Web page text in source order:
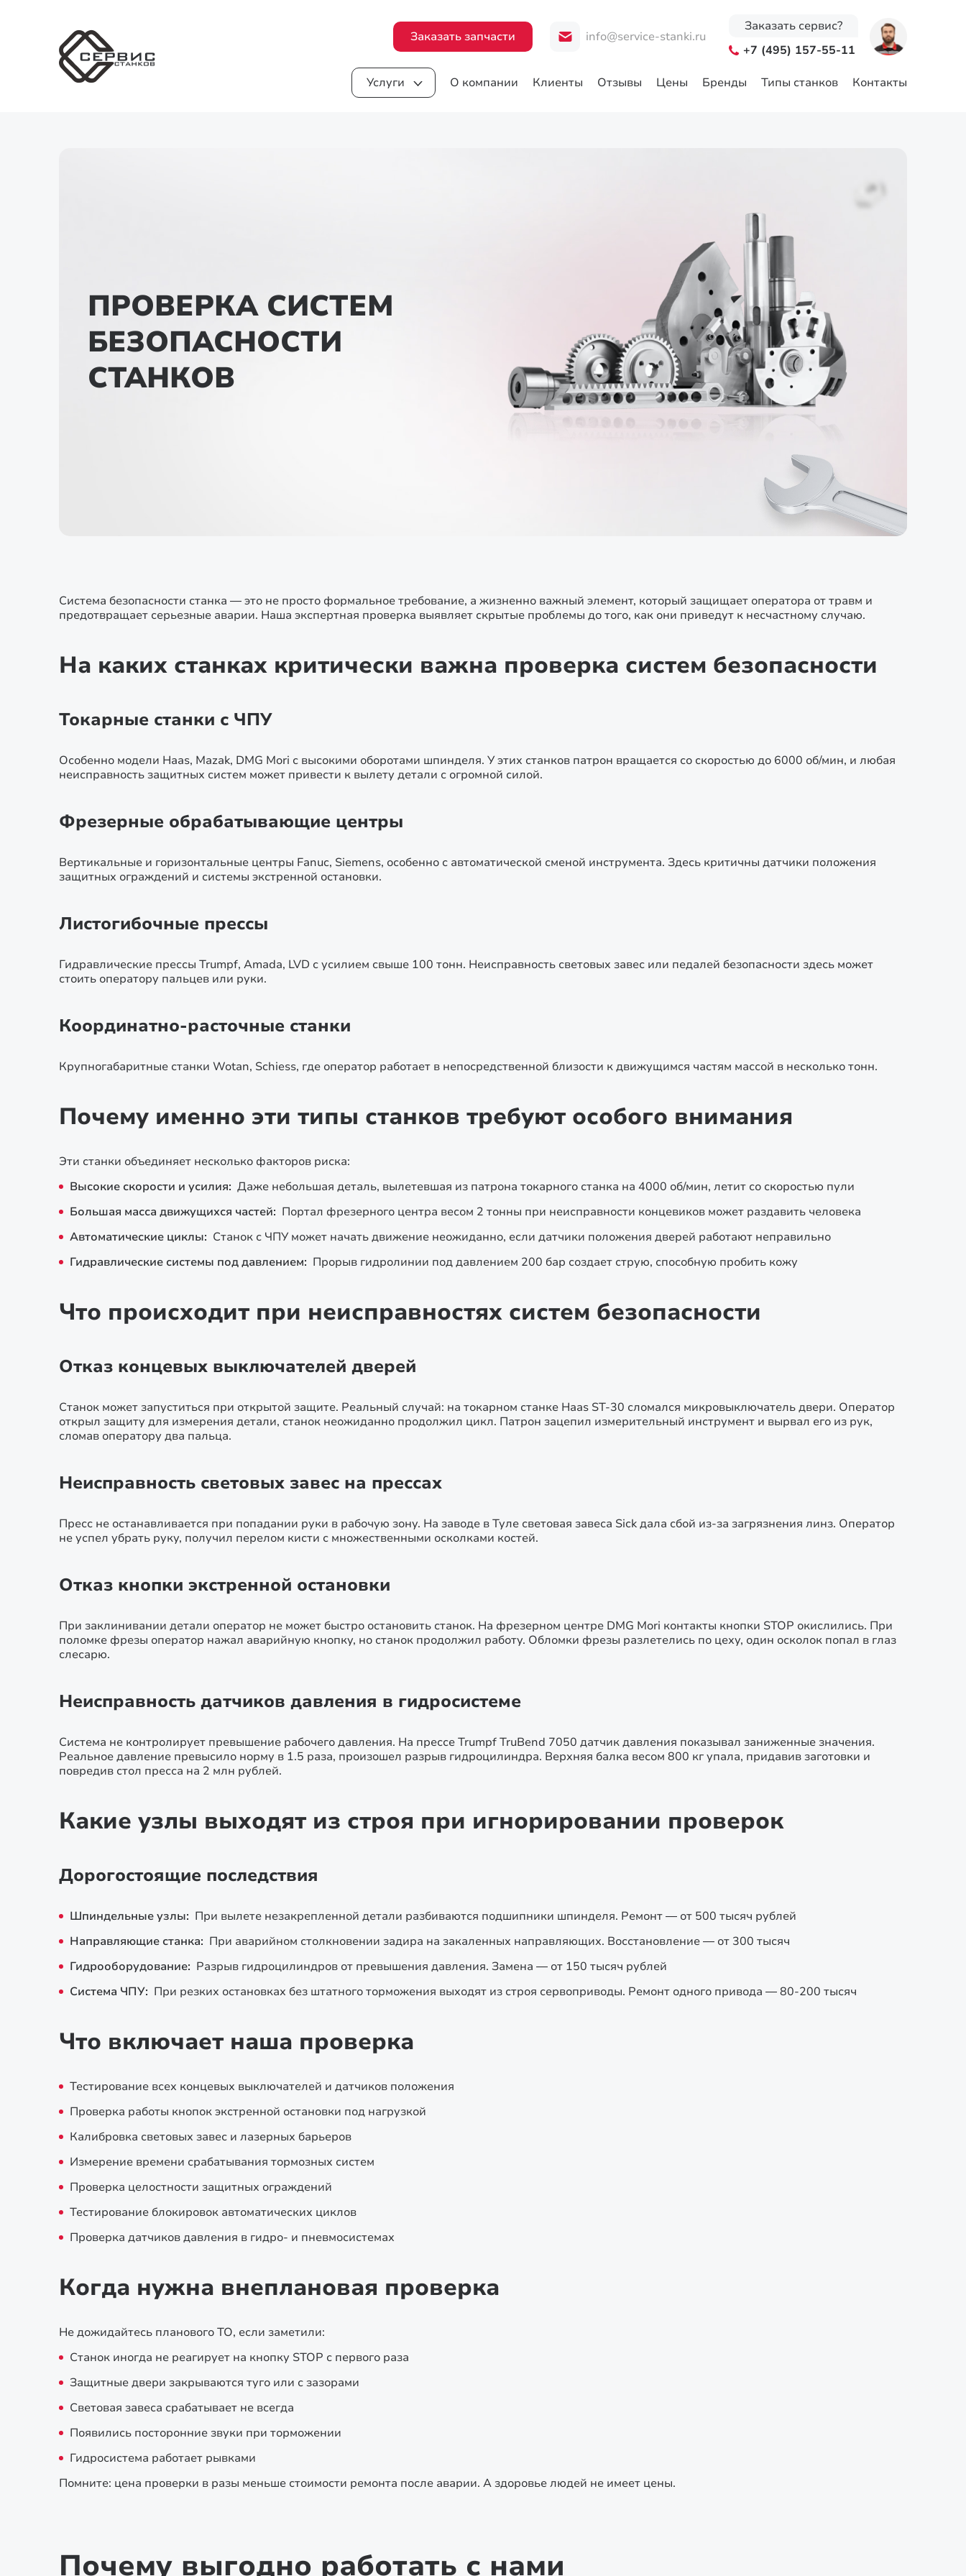
Услуги О компании Клиенты Отзывы Цены Бренды Типы станков Контакты
Заказать запчасти info@service-stanki.ru
Заказать сервис?
+7 (495) 157-55-11
ПРОВЕРКА СИСТЕМ
БЕЗОПАСНОСТИ
СТАНКОВ
Система безопасности станка — это не просто формальное требование, а жизненно важный элемент, который защищает оператора от травм и
предотвращает серьезные аварии. Наша экспертная проверка выявляет скрытые проблемы до того, как они приведут к несчастному случаю.
На каких станках критически важна проверка систем безопасности
Токарные станки с ЧПУ
Особенно модели Haas, Mazak, DMG Mori с высокими оборотами шпинделя. У этих станков патрон вращается со скоростью до 6000 об/мин, и любая
неисправность защитных систем может привести к вылету детали с огромной силой.
Фрезерные обрабатывающие центры
Вертикальные и горизонтальные центры Fanuc, Siemens, особенно с автоматической сменой инструмента. Здесь критичны датчики положения
защитных ограждений и системы экстренной остановки.
Листогибочные прессы
Гидравлические прессы Trumpf, Amada, LVD с усилием свыше 100 тонн. Неисправность световых завес или педалей безопасности здесь может
стоить оператору пальцев или руки.
Координатно-расточные станки
Крупногабаритные станки Wotan, Schiess, где оператор работает в непосредственной близости к движущимся частям массой в несколько тонн.
Почему именно эти типы станков требуют особого внимания
Эти станки объединяет несколько факторов риска:
Высокие скорости и усилия: Даже небольшая деталь, вылетевшая из патрона токарного станка на 4000 об/мин, летит со скоростью пули
Большая масса движущихся частей: Портал фрезерного центра весом 2 тонны при неисправности концевиков может раздавить человека
Автоматические циклы: Станок с ЧПУ может начать движение неожиданно, если датчики положения дверей работают неправильно
Гидравлические системы под давлением: Прорыв гидролинии под давлением 200 бар создает струю, способную пробить кожу
Что происходит при неисправностях систем безопасности
Отказ концевых выключателей дверей
Станок может запуститься при открытой защите. Реальный случай: на токарном станке Haas ST-30 сломался микровыключатель двери. Оператор
открыл защиту для измерения детали, станок неожиданно продолжил цикл. Патрон зацепил измерительный инструмент и вырвал его из рук,
сломав оператору два пальца.
Неисправность световых завес на прессах
Пресс не останавливается при попадании руки в рабочую зону. На заводе в Туле световая завеса Sick дала сбой из-за загрязнения линз. Оператор
не успел убрать руку, получил перелом кисти с множественными осколками костей.
Отказ кнопки экстренной остановки
При заклинивании детали оператор не может быстро остановить станок. На фрезерном центре DMG Mori контакты кнопки STOP окислились. При
поломке фрезы оператор нажал аварийную кнопку, но станок продолжил работу. Обломки фрезы разлетелись по цеху, один осколок попал в глаз
слесарю.
Неисправность датчиков давления в гидросистеме
Система не контролирует превышение рабочего давления. На прессе Trumpf TruBend 7050 датчик давления показывал заниженные значения.
Реальное давление превысило норму в 1.5 раза, произошел разрыв гидроцилиндра. Верхняя балка весом 800 кг упала, придавив заготовки и
повредив стол пресса на 2 млн рублей.
Какие узлы выходят из строя при игнорировании проверок
Дорогостоящие последствия
Шпиндельные узлы: При вылете незакрепленной детали разбиваются подшипники шпинделя. Ремонт — от 500 тысяч рублей
Направляющие станка: При аварийном столкновении задира на закаленных направляющих. Восстановление — от 300 тысяч
Гидрооборудование: Разрыв гидроцилиндров от превышения давления. Замена — от 150 тысяч рублей
Система ЧПУ: При резких остановках без штатного торможения выходят из строя сервоприводы. Ремонт одного привода — 80-200 тысяч
Что включает наша проверка
Тестирование всех концевых выключателей и датчиков положения
Проверка работы кнопок экстренной остановки под нагрузкой
Калибровка световых завес и лазерных барьеров
Измерение времени срабатывания тормозных систем
Проверка целостности защитных ограждений
Тестирование блокировок автоматических циклов
Проверка датчиков давления в гидро- и пневмосистемах
Когда нужна внеплановая проверка
Не дожидайтесь планового ТО, если заметили:
Станок иногда не реагирует на кнопку STOP с первого раза
Защитные двери закрываются туго или с зазорами
Световая завеса срабатывает не всегда
Появились посторонние звуки при торможении
Гидросистема работает рывками
Помните: цена проверки в разы меньше стоимости ремонта после аварии. А здоровье людей не имеет цены.
Почему выгодно работать с нами